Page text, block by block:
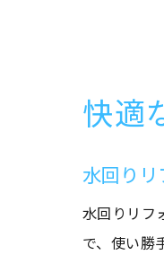
快適
水回り
水回りリフ
で、使い勝